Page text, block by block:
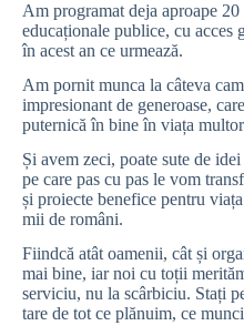
Am programat deja aproape 20
educaționale publice, cu acces
în acest an ce urmează.
Am pornit munca la câteva
impresionant de generoase,
puternică în bine în viața
Și avem zeci, poate sute de
pe care pas cu pas le vom
și proiecte benefice pentru
mii de români.
Fiindcă atât oamenii, cât și
mai bine, iar noi cu toții
serviciu, nu la scârbiciu. Stați
tare de tot ce plănuim, ce